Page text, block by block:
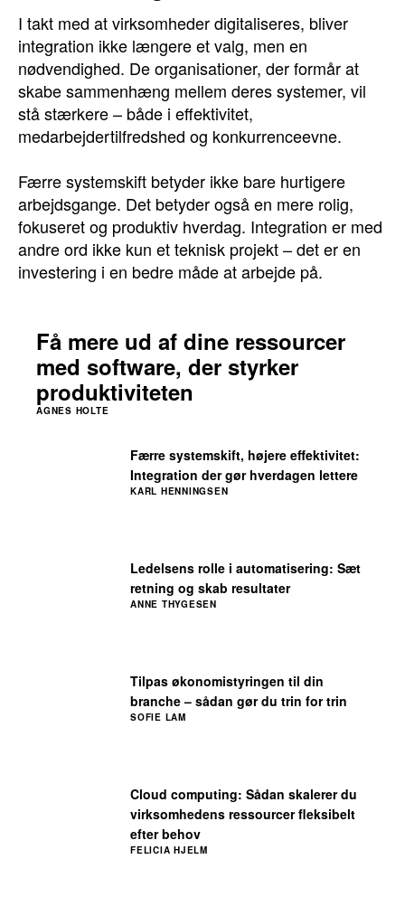
I takt med at virksomheder digitaliseres, bliver
integration ikke længere et valg, men en
nødvendighed. De organisationer, der formår at
skabe sammenhæng mellem deres systemer, vil
stå stærkere – både i effektivitet,
medarbejdertilfredshed og konkurrenceevne.
Færre systemskift betyder ikke bare hurtigere
arbejdsgange. Det betyder også en mere rolig,
fokuseret og produktiv hverdag. Integration er med
andre ord ikke kun et teknisk projekt – det er en
investering i en bedre måde at arbejde på.
Cloud computing: Sådan skalerer du
virksomhedens ressourcer fleksibelt
efter behov
FELICIA HJELM
Tilpas økonomistyringen til din
branche – sådan gør du trin for trin
SOFIE LAM
Ledelsens rolle i automatisering: Sæt
retning og skab resultater
ANNE THYGESEN
Færre systemskift, højere effektivitet:
Integration der gør hverdagen lettere
KARL HENNINGSEN
Få mere ud af dine ressourcer
med software, der styrker
produktiviteten
AGNES HOLTE